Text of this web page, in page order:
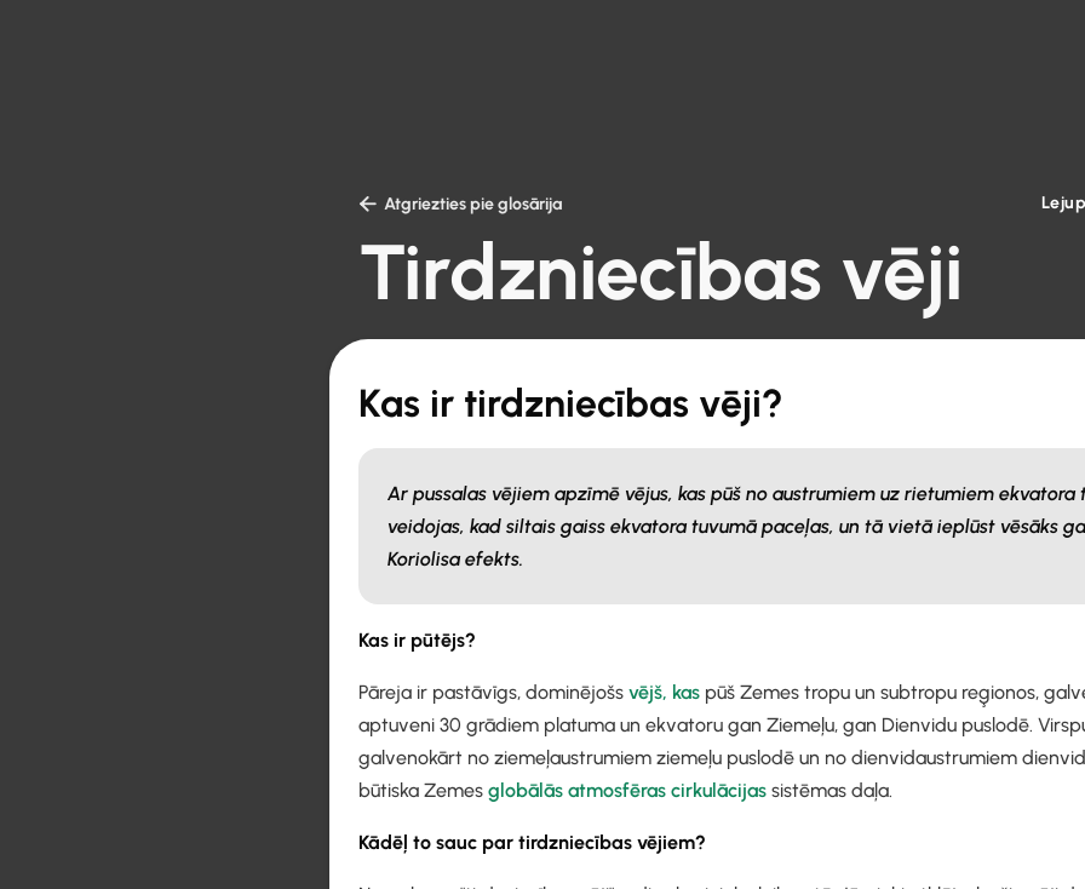
 Atgriezties pie glosārija
Tirdzniecības vēji
Kas ir tirdzniecības vēji?
Ar pussalas vējiem apzīmē vējus, kas pūš no austrumiem uz rietumiem ekvatora
veidojas, kad siltais gaiss ekvatora tuvumā paceļas, un tā vietā ieplūst vēsāks
Koriolisa efekts.
Kas ir pūtējs?
Pāreja ir pastāvīgs, dominējošs vējš, kas pūš Zemes tropu un subtropu reģionos,
aptuveni 30 grādiem platuma un ekvatoru gan Ziemeļu, gan Dienvidu puslodē.
galvenokārt no ziemeļaustrumiem ziemeļu puslodē un no dienvidaustrumiem
būtiska Zemes globālās atmosfēras cirkulācijas sistēmas daļa.
Kādēļ to sauc par tirdzniecības vējiem?